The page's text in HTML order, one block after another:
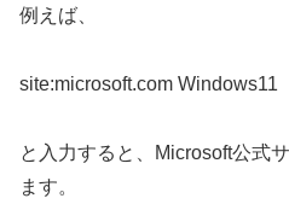
例えば、
site:microsoft.com Windows11
と入力すると、Microsoft公式
ます。